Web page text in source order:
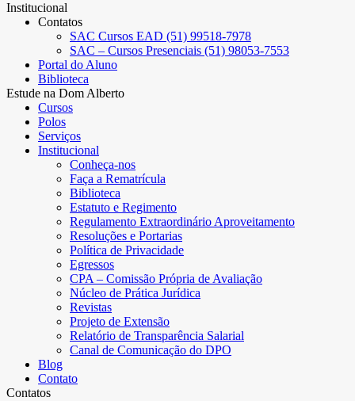
Institucional
Contatos
SAC Cursos EAD (51) 99518-7978
SAC – Cursos Presenciais (51) 98053-7553
Portal do Aluno
Biblioteca
Estude na Dom Alberto
Cursos
Polos
Serviços
Institucional
Conheça-nos
Faça a Rematrícula
Biblioteca
Estatuto e Regimento
Regulamento Extraordinário Aproveitamento
Resoluções e Portarias
Política de Privacidade
Egressos
CPA – Comissão Própria de Avaliação
Núcleo de Prática Jurídica
Revistas
Projeto de Extensão
Relatório de Transparência Salarial
Canal de Comunicação do DPO
Blog
Contato
Contatos